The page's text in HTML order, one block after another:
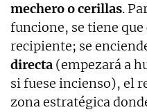
mechero o cerillas.
funcione, se tiene que
recipiente; se
directa (empezará a
si fuese incienso), el
zona estratégica